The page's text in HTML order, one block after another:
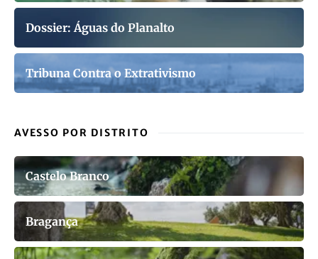
Dossier: Águas do Planalto
Tribuna Contra o Extrativismo
AVESSO POR DISTRITO
Castelo Branco
Bragança